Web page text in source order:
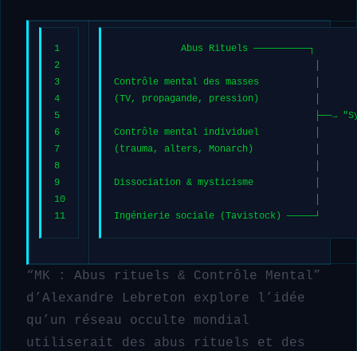
1
2
3
4
5
6
7
8
9
10
11
            Abus Rituels ──────────┐
Contrôle mental des masses          │
(TV, propagande, pression)          │
├──→
Contrôle mental individuel          │
(trauma, alters, Monarch)           │
Dissociation & mysticisme           │
Ingénierie sociale (Tavistock) ─────┘
“MK : Abus rituels & Contrôle Mental”
d’Alexandre Lebreton explore l’idée
qu’un réseau occulte mondial
utiliserait des abus rituels et des